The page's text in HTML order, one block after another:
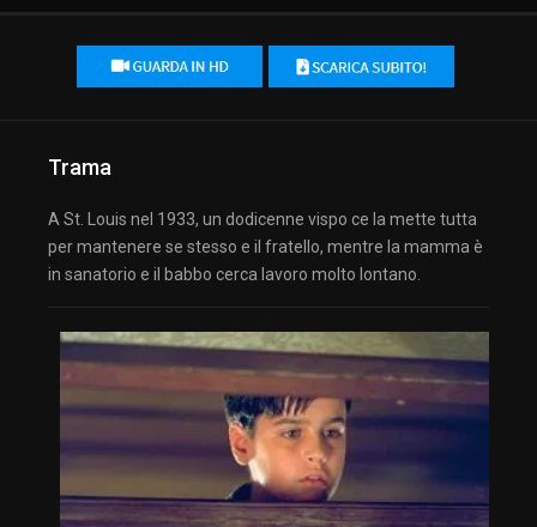
Trama
A St. Louis nel 1933, un dodicenne vispo ce la mette tutta
per mantenere se stesso e il fratello, mentre la mamma è
in sanatorio e il babbo cerca lavoro molto lontano.